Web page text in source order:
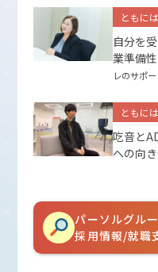
ともに
自分を
業準備
レのサポ
ともに
吃音と
への向
パーソルグル
採用情報/就職